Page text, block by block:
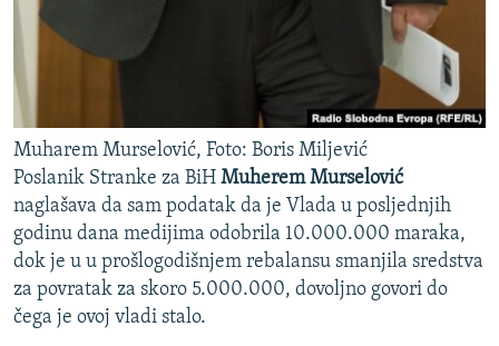
Muharem Murselović, Foto: Boris Miljević
Poslanik Stranke za BiH Muherem Murselović
naglašava da sam podatak da je Vlada u posljednjih
godinu dana medijima odobrila 10.000.000 maraka,
dok je u u prošlogodišnjem rebalansu smanjila sredstva
za povratak za skoro 5.000.000, dovoljno govori do
čega je ovoj vladi stalo.